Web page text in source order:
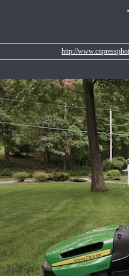
http://